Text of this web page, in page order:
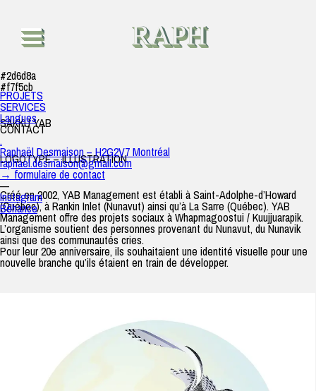
PROJETS
SERVICES
Langues
CONTACT
.
Raphaël Desmaison – H2G2V7 Montréal
raphael.desmaison@gmail.com
→ formulaire de contact
—
Instagram
Béhance
RAPH
#2d6d8a
#f7f5cb
SAKKU YAB
LOGOTYPE – ILLUSTRATION
Créé en 2002, YAB Management est établi à Saint-Adolphe-d’Howard
(Québec), à Rankin Inlet (Nunavut) ainsi qu’à La Sarre (Québec). YAB
Management offre des projets sociaux à Whapmagoostui / Kuujjuarapik.
L’organisme soutient des personnes provenant du Nunavut, du Nunavik
ainsi que des communautés cries.
Pour leur 20e anniversaire, ils souhaitaient une identité visuelle pour une
nouvelle branche qu’ils étaient en train de développer.